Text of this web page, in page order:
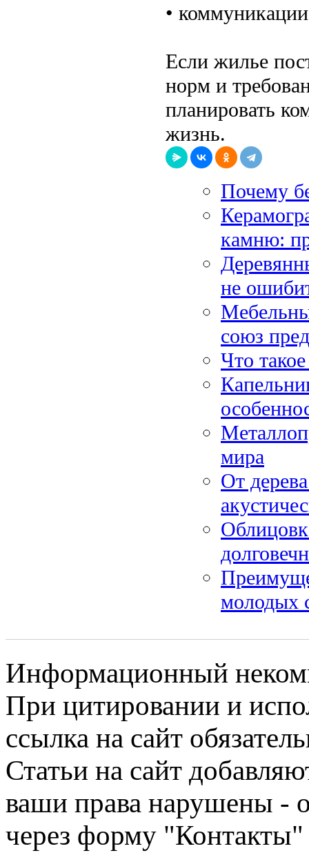
•
Если жилье
норм и
планировать
жизнь.
Почему
камню:
не
союз
Что
мира
От
молодых
Информационный
При цитировании и
ссылка на сайт
Статьи на сайт
ваши права нарушены -
через форму "Контакты"